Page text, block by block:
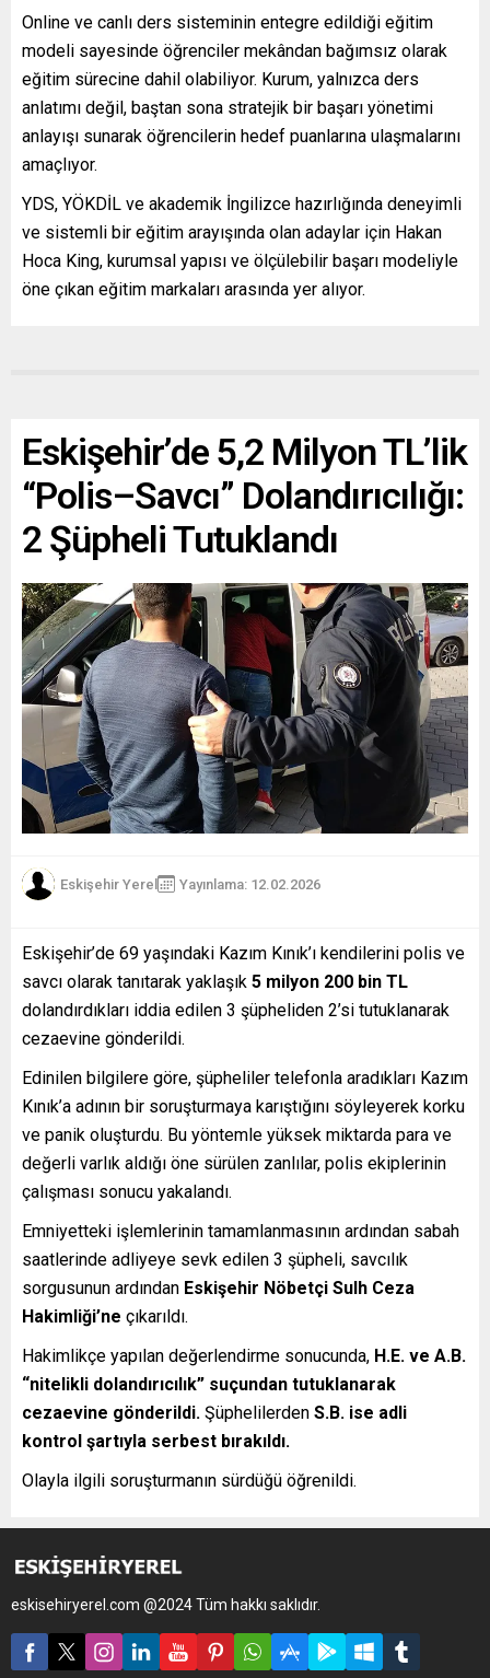
Online ve canlı ders sisteminin entegre edildiği eğitim
modeli sayesinde öğrenciler mekândan bağımsız olarak
eğitim sürecine dahil olabiliyor. Kurum, yalnızca ders
anlatımı değil, baştan sona stratejik bir başarı yönetimi
anlayışı sunarak öğrencilerin hedef puanlarına ulaşmalarını
amaçlıyor.
YDS, YÖKDİL ve akademik İngilizce hazırlığında deneyimli
ve sistemli bir eğitim arayışında olan adaylar için Hakan
Hoca King, kurumsal yapısı ve ölçülebilir başarı modeliyle
öne çıkan eğitim markaları arasında yer alıyor.
Eskişehir’de 5,2 Milyon TL’lik
“Polis–Savcı” Dolandırıcılığı:
2 Şüpheli Tutuklandı
Eskişehir Yerel Yayınlama: 12.02.2026
Eskişehir’de 69 yaşındaki Kazım Kınık’ı kendilerini polis ve
savcı olarak tanıtarak yaklaşık 5 milyon 200 bin TL
dolandırdıkları iddia edilen 3 şüpheliden 2’si tutuklanarak
cezaevine gönderildi.
Edinilen bilgilere göre, şüpheliler telefonla aradıkları Kazım
Kınık’a adının bir soruşturmaya karıştığını söyleyerek korku
ve panik oluşturdu. Bu yöntemle yüksek miktarda para ve
değerli varlık aldığı öne sürülen zanlılar, polis ekiplerinin
çalışması sonucu yakalandı.
Emniyetteki işlemlerinin tamamlanmasının ardından sabah
saatlerinde adliyeye sevk edilen 3 şüpheli, savcılık
sorgusunun ardından Eskişehir Nöbetçi Sulh Ceza
Hakimliği’ne çıkarıldı.
Hakimlikçe yapılan değerlendirme sonucunda, H.E. ve A.B.
“nitelikli dolandırıcılık” suçundan tutuklanarak
cezaevine gönderildi. Şüphelilerden S.B. ise adli
kontrol şartıyla serbest bırakıldı.
Olayla ilgili soruşturmanın sürdüğü öğrenildi.
eskisehiryerel.com @2024 Tüm hakkı saklıdır.